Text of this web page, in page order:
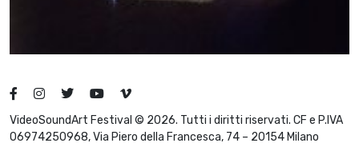
VideoSoundArt Festival © 2026. Tutti i diritti riservati. CF e P.IVA
06974250968, Via Piero della Francesca, 74 – 20154 Milano